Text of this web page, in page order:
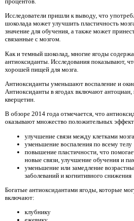
Исследователи пришли к выводу, что
шоколада может улучшить пластичность
значение для обучения, а также может
связанные с мозгом.
Как и темный шоколад, многие ягоды
антиоксиданты. Исследования показывают,
хорошей пищей для мозга.
Антиоксиданты уменьшают воспаление и
Антиоксиданты в ягодах включают
кверцетин.
В обзоре 2014 года отмечается, что
оказывают множество положительных
улучшение связи между клетками мозга
уменьшение воспаления по всему телу
повышение пластичности, что
новые связи, улучшение обучения и
уменьшение или замедление
заболеваний и когнитивного снижения
Богатые антиоксидантами ягоды, которые
включают:
клубнику